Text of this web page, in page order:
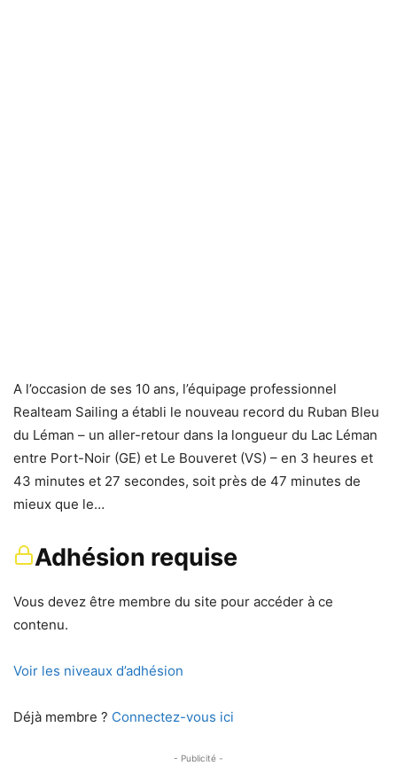
A l’occasion de ses 10 ans, l’équipage professionnel
Realteam Sailing a établi le nouveau record du Ruban Bleu
du Léman – un aller-retour dans la longueur du Lac Léman
entre Port-Noir (GE) et Le Bouveret (VS) – en 3 heures et
43 minutes et 27 secondes, soit près de 47 minutes de
mieux que le…
Adhésion requise
Vous devez être membre du site pour accéder à ce
contenu.
Voir les niveaux d’adhésion
Déjà membre ? Connectez-vous ici
- Publicité -